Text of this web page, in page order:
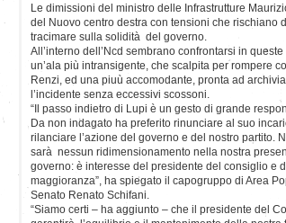
Le dimissioni del ministro delle Infrastrutture
del Nuovo centro destra con tensioni che rischiano
tracimare sulla solidità del governo.
All’interno dell’Ncd sembrano confrontarsi in queste
un’ala più intransigente, che scalpita per rompere
Renzi, ed una piuù accomodante, pronta ad
l’incidente senza eccessivi scossoni.
“Il passo indietro di Lupi è un gesto di grande
Da non indagato ha preferito rinunciare al suo
rilanciare l’azione del governo e del nostro partito.
sarà nessun ridimensionamento nella nostra
governo: è interesse del presidente del consiglio e
maggioranza”, ha spiegato il capogruppo di Area
Senato Renato Schifani.
“Siamo certi – ha aggiunto – che il presidente del